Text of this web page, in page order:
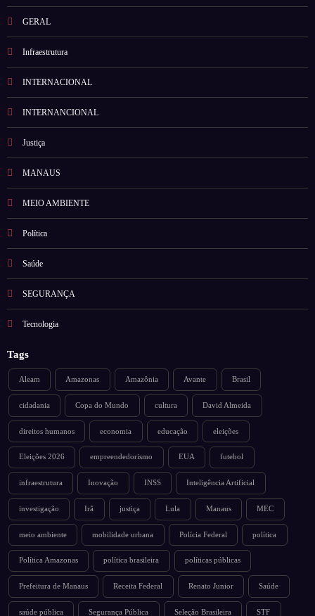
GERAL
Infraestrutura
INTERNACIONAL
INTERNANCIONAL
Justiça
MANAUS
MEIO AMBIENTE
Política
Saúde
SEGURANÇA
Tecnologia
Tags
Aleam Amazonas Amazônia Avante Brasil
cidadania Copa do Mundo cultura David Almeida
direitos humanos economia educação eleições
Eleições 2026 empreendedorismo EUA futebol
infraestrutura Inovação INSS Inteligência Artificial
investigação Irã justiça Lula Manaus MEC
meio ambiente mobilidade urbana Polícia Federal política
Política Amazonas política brasileira políticas públicas
Prefeitura de Manaus Receita Federal Renato Junior Saúde
saúde pública Segurança Pública Seleção Brasileira STF